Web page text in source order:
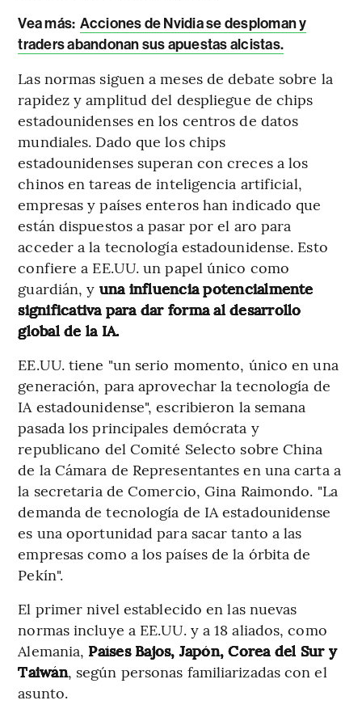
Vea más: Acciones de Nvidia se desploman y
traders abandonan sus apuestas alcistas.
Las normas siguen a meses de debate sobre la
rapidez y amplitud del despliegue de chips
estadounidenses en los centros de datos
mundiales. Dado que los chips
estadounidenses superan con creces a los
chinos en tareas de inteligencia artificial,
empresas y países enteros han indicado que
están dispuestos a pasar por el aro para
acceder a la tecnología estadounidense. Esto
confiere a EE.UU. un papel único como
guardián, y una influencia potencialmente
significativa para dar forma al desarrollo
global de la IA.
EE.UU. tiene "un serio momento, único en una
generación, para aprovechar la tecnología de
IA estadounidense", escribieron la semana
pasada los principales demócrata y
republicano del Comité Selecto sobre China
de la Cámara de Representantes en una carta a
la secretaria de Comercio, Gina Raimondo. "La
demanda de tecnología de IA estadounidense
es una oportunidad para sacar tanto a las
empresas como a los países de la órbita de
Pekín".
El primer nivel establecido en las nuevas
normas incluye a EE.UU. y a 18 aliados, como
Alemania, Países Bajos, Japón, Corea del Sur y
Taiwán, según personas familiarizadas con el
asunto.